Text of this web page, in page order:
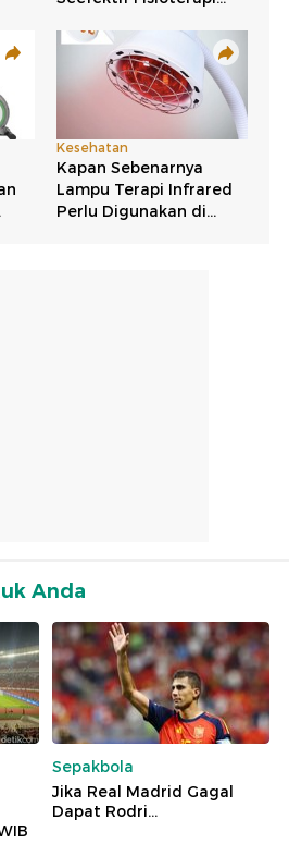
Anda
Sepakbola
Jika Real Madrid Gagal
Dapat Rodri...